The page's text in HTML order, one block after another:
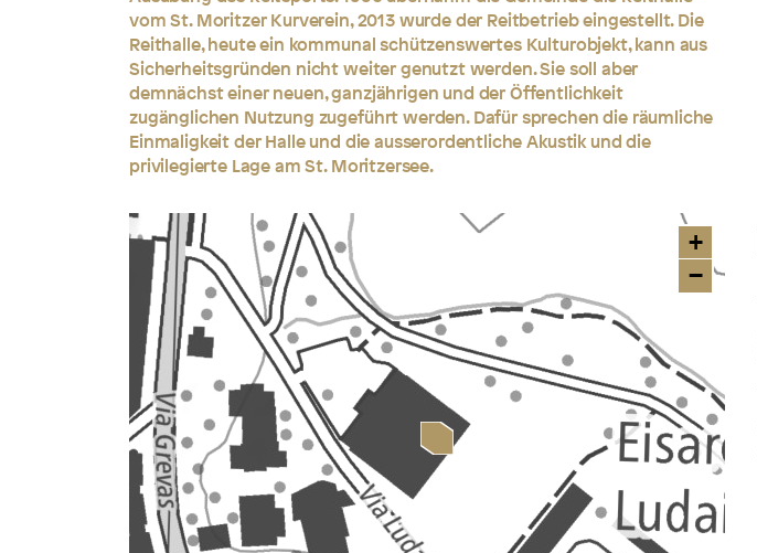
vom St. Moritzer Kurverein, 2013 wurde der Reitbetrieb eingestellt. Die
Reithalle, heute ein kommunal schützenswertes Kulturobjekt, kann aus
Sicherheitsgründen nicht weiter genutzt werden. Sie soll aber
demnächst einer neuen, ganzjährigen und der Öffentlichkeit
zugänglichen Nutzung zugeführt werden. Dafür sprechen die räumliche
Einmaligkeit der Halle und die ausserordentliche Akustik und die
privilegierte Lage am St. Moritzersee.
+
−